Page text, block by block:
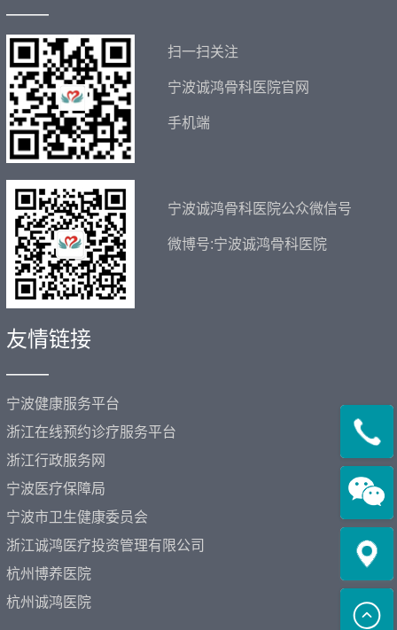
——
扫一扫关注
宁波诚鸿骨科医院官网
手机端
宁波诚鸿骨科医院公众微信号
微博号:宁波诚鸿骨科医院
友情链接
——
宁波健康服务平台
浙江在线预约诊疗服务平台
浙江行政服务网
宁波医疗保障局
宁波市卫生健康委员会
浙江诚鸿医疗投资管理有限公司
杭州博养医院
杭州诚鸿医院